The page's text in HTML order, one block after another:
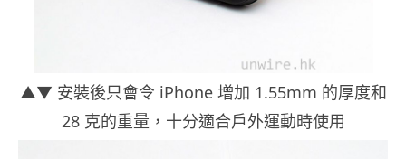
▲▼ 安裝後只會令 iPhone 增加 1.55mm 的厚度和
28 克的重量，十分適合戶外運動時使用